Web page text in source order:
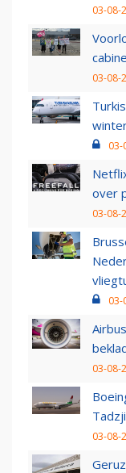
03-08-
03-08-
03-
over
03-08-
03-
03-08-
03-08-